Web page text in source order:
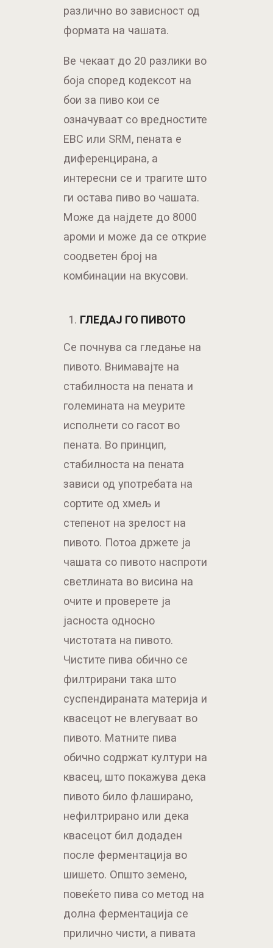
различно во зависност од
формата на чашата.
Ве чекаат до 20 разлики во
боја според кодексот на
бои за пиво кои се
означуваат со вредностите
EBC или SRM, пената е
диференцирана, а
интересни се и трагите што
ги остава пиво во чашата.
Може да најдете до 8000
ароми и може да се открие
соодветен број на
комбинации на вкусови.
ГЛЕДАЈ ГО ПИВОТО
Се почнува са гледање на
пивото. Внимавајте на
стабилноста на пената и
големината на меурите
исполнети со гасот во
пената. Во принцип,
стабилноста на пената
зависи од употребата на
сортите од хмељ и
степенот на зрелост на
пивото. Потоа држете ја
чашата со пивото наспроти
светлината во висина на
очите и проверете ја
јасноста односно
чистотата на пивото.
Чистите пива обично се
филтрирани така што
суспендираната материја и
квасецот не влегуваат во
пивото. Матните пива
обично содржат култури на
квасец, што покажува дека
пивото било флаширано,
нефилтрирано или дека
квасецот бил додаден
после ферментација во
шишето. Општо земено,
повеќето пива со метод на
долна ферментација се
прилично чисти, а пивата